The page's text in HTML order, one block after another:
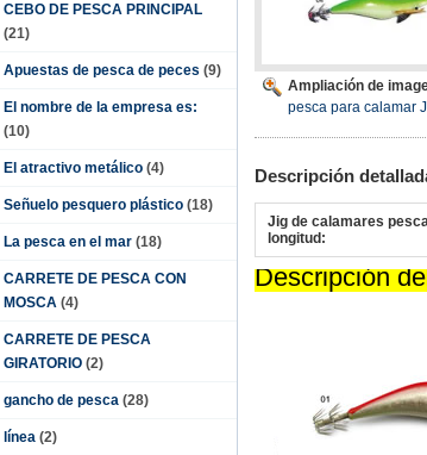
CEBO DE PESCA PRINCIPAL
(21)
Apuestas de pesca de peces (9)
El nombre de la empresa es:
(10)
El atractivo metálico (4)
Señuelo pesquero plástico (18)
La pesca en el mar (18)
CARRETE DE PESCA CON
MOSCA (4)
CARRETE DE PESCA
GIRATORIO (2)
gancho de pesca (28)
línea (2)
Ampliación de
pesca para calamar
Descripción
Jig de calamares
longitud:
Descripción